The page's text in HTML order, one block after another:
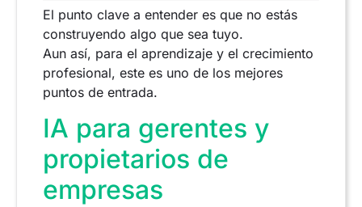
El punto clave a entender es que no estás
construyendo algo que sea tuyo.
Aun así, para el aprendizaje y el crecimiento
profesional, este es uno de los mejores
puntos de entrada.
IA para gerentes y
propietarios de
empresas